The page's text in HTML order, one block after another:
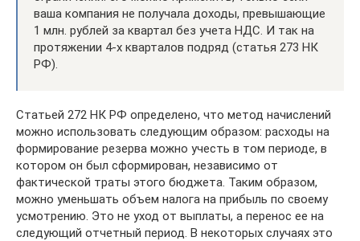
ваша компания не получала доходы, превышающие
1 млн. рублей за квартал без учета НДС. И так на
протяжении 4-х кварталов подряд (статья 273 НК
РФ).
Статьей 272 НК РФ определено, что метод начислений
можно использовать следующим образом: расходы на
формирование резерва можно учесть в том периоде, в
котором он был сформирован, независимо от
фактической траты этого бюджета. Таким образом,
можно уменьшать объем налога на прибыль по своему
усмотрению. Это не уход от выплаты, а перенос ее на
следующий отчетный период. В некоторых случаях это